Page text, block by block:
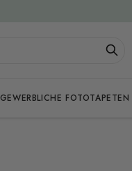
GEWERBLICHE FOTOTAPETEN